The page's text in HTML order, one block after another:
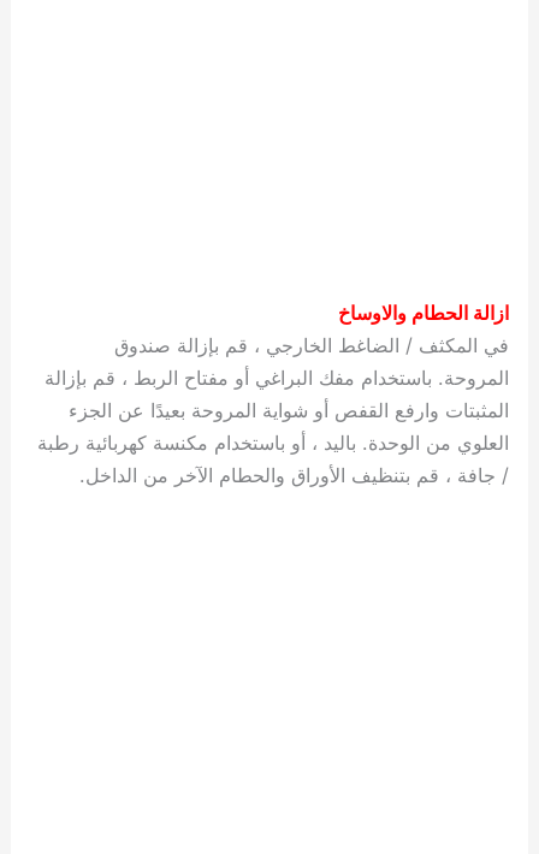
ازالة الحطام والاوساخ
في المكثف / الضاغط الخارجي ، قم بإزالة صندوق
المروحة. باستخدام مفك البراغي أو مفتاح الربط ، قم بإزالة
المثبتات وارفع القفص أو شواية المروحة بعيدًا عن الجزء
العلوي من الوحدة. باليد ، أو باستخدام مكنسة كهربائية رطبة
/ جافة ، قم بتنظيف الأوراق والحطام الآخر من الداخل.